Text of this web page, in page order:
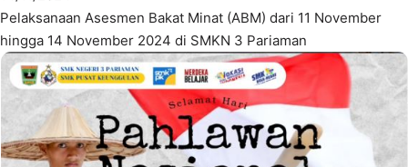
Pelaksanaan Asesmen Bakat Minat (ABM) dari 11 November
hingga 14 November 2024 di SMKN 3 Pariaman